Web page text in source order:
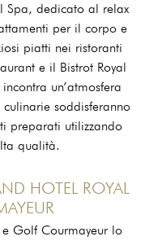
Spa, dedicato al relax
per il corpo e
piatti nei ristoranti
e il Bistrot Royal
un’atmosfera
soddisferanno
preparati utilizzando
qualità.
HOTEL ROYAL
Golf Courmayeur lo